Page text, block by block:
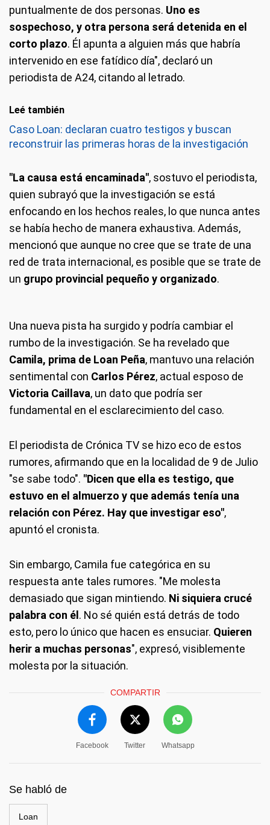
puntualmente de dos personas. Uno es
sospechoso, y otra persona será detenida en el
corto plazo. Él apunta a alguien más que habría
intervenido en ese fatídico día", declaró un
periodista de A24, citando al letrado.
Leé también
Caso Loan: declaran cuatro testigos y buscan
reconstruir las primeras horas de la investigación
"La causa está encaminada", sostuvo el periodista,
quien subrayó que la investigación se está
enfocando en los hechos reales, lo que nunca antes
se había hecho de manera exhaustiva. Además,
mencionó que aunque no cree que se trate de una
red de trata internacional, es posible que se trate de
un grupo provincial pequeño y organizado.
Una nueva pista ha surgido y podría cambiar el
rumbo de la investigación. Se ha revelado que
Camila, prima de Loan Peña, mantuvo una relación
sentimental con Carlos Pérez, actual esposo de
Victoria Caillava, un dato que podría ser
fundamental en el esclarecimiento del caso.
El periodista de Crónica TV se hizo eco de estos
rumores, afirmando que en la localidad de 9 de Julio
"se sabe todo". "Dicen que ella es testigo, que
estuvo en el almuerzo y que además tenía una
relación con Pérez. Hay que investigar eso",
apuntó el cronista.
Sin embargo, Camila fue categórica en su
respuesta ante tales rumores. "Me molesta
demasiado que sigan mintiendo. Ni siquiera crucé
palabra con él. No sé quién está detrás de todo
esto, pero lo único que hacen es ensuciar. Quieren
herir a muchas personas", expresó, visiblemente
molesta por la situación.
COMPARTIR
Facebook Twitter Whatsapp
Se habló de
Loan